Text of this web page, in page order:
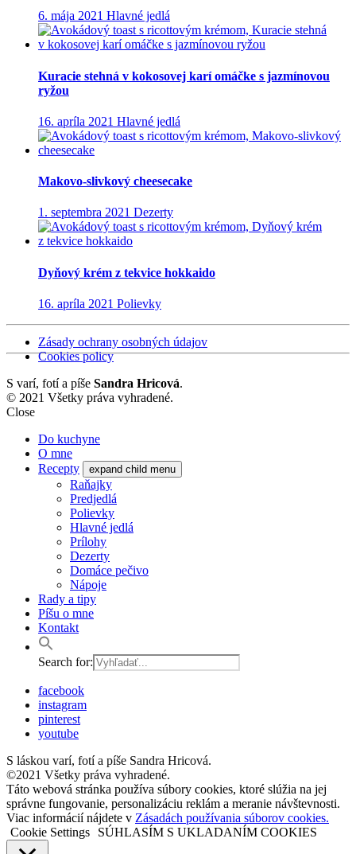
6. mája 2021 Hlavné jedlá
Kuracie stehná v kokosovej karí omáčke s jazmínovou
ryžou
16. apríla 2021 Hlavné jedlá
Makovo-slivkový cheesecake
1. septembra 2021 Dezerty
Dyňový krém z tekvice hokkaido
16. apríla 2021 Polievky
Zásady ochrany osobných údajov
Cookies policy
S varí, fotí a píše Sandra Hricová.
© 2021 Všetky práva vyhradené.
Close
Do kuchyne
O mne
Recepty
expand child menu
Raňajky
Predjedlá
Polievky
Hlavné jedlá
Prílohy
Dezerty
Domáce pečivo
Nápoje
Rady a tipy
Píšu o mne
Kontakt
Search for:
facebook
instagram
pinterest
youtube
S láskou varí, fotí a píše Sandra Hricová.
©2021 Všetky práva vyhradené.
Táto webová stránka používa súbory cookies, ktoré slúžia na jej
správne fungovanie, personalizáciu reklám a meranie návštevnosti.
Viac informácií nájdete v Zásadách používania súborov cookies.
Cookie Settings
SÚHLASÍM S UKLADANÍM COOKIES